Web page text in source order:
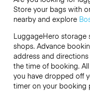
Store your bags with
nearby and explore
LuggageHero storage
shops. Advance
address and
the time of booking.
you have dropped off
timer on your booking